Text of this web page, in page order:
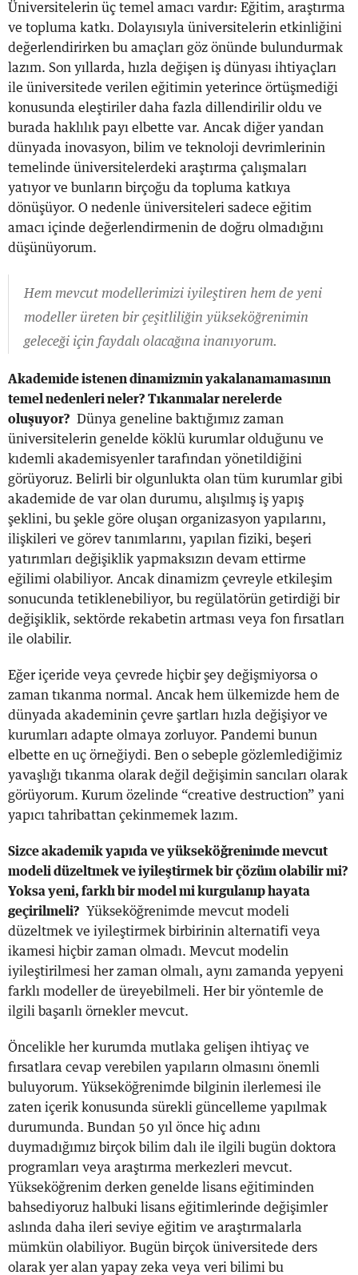
Üniversitelerin üç temel amacı vardır: Eğitim, araştırma
ve topluma katkı. Dolayısıyla üniversitelerin etkinliğini
değerlendirirken bu amaçları göz önünde bulundurmak
lazım. Son yıllarda, hızla değişen iş dünyası ihtiyaçları
ile üniversitede verilen eğitimin yeterince örtüşmediği
konusunda eleştiriler daha fazla dillendirilir oldu ve
burada haklılık payı elbette var. Ancak diğer yandan
dünyada inovasyon, bilim ve teknoloji devrimlerinin
temelinde üniversitelerdeki araştırma çalışmaları
yatıyor ve bunların birçoğu da topluma katkıya
dönüşüyor. O nedenle üniversiteleri sadece eğitim
amacı içinde değerlendirmenin de doğru olmadığını
düşünüyorum.
Hem mevcut modellerimizi iyileştiren hem de yeni
modeller üreten bir çeşitliliğin yükseköğrenimin
geleceği için faydalı olacağına inanıyorum.
Akademide istenen dinamizmin yakalanamamasının
temel nedenleri neler? Tıkanmalar nerelerde
oluşuyor?
Dünya geneline baktığımız zaman
üniversitelerin genelde köklü kurumlar olduğunu ve
kıdemli akademisyenler tarafından yönetildiğini
görüyoruz. Belirli bir olgunlukta olan tüm kurumlar gibi
akademide de var olan durumu, alışılmış iş yapış
şeklini, bu şekle göre oluşan organizasyon yapılarını,
ilişkileri ve görev tanımlarını, yapılan fiziki, beşeri
yatırımları değişiklik yapmaksızın devam ettirme
eğilimi olabiliyor. Ancak dinamizm çevreyle etkileşim
sonucunda tetiklenebiliyor, bu regülatörün getirdiği bir
değişiklik, sektörde rekabetin artması veya fon fırsatları
ile olabilir.
Eğer içeride veya çevrede hiçbir şey değişmiyorsa o
zaman tıkanma normal. Ancak hem ülkemizde hem de
dünyada akademinin çevre şartları hızla değişiyor ve
kurumları adapte olmaya zorluyor. Pandemi bunun
elbette en uç örneğiydi. Ben o sebeple gözlemlediğimiz
yavaşlığı tıkanma olarak değil değişimin sancıları olarak
görüyorum. Kurum özelinde “creative destruction” yani
yapıcı tahribattan çekinmemek lazım.
Sizce akademik yapıda ve yükseköğrenimde mevcut
modeli düzeltmek ve iyileştirmek bir çözüm olabilir mi?
Yoksa yeni, farklı bir model mi kurgulanıp hayata
geçirilmeli? Yükseköğrenimde mevcut modeli
düzeltmek ve iyileştirmek birbirinin alternatifi veya
ikamesi hiçbir zaman olmadı. Mevcut modelin
iyileştirilmesi her zaman olmalı, aynı zamanda yepyeni
farklı modeller de üreyebilmeli. Her bir yöntemle de
ilgili başarılı örnekler mevcut.
Öncelikle her kurumda mutlaka gelişen ihtiyaç ve
fırsatlara cevap verebilen yapıların olmasını önemli
buluyorum. Yükseköğrenimde bilginin ilerlemesi ile
zaten içerik konusunda sürekli güncelleme yapılmak
durumunda. Bundan 50 yıl önce hiç adını
duymadığımız birçok bilim dalı ile ilgili bugün doktora
programları veya araştırma merkezleri mevcut.
Yükseköğrenim derken genelde lisans eğitiminden
bahsediyoruz halbuki lisans eğitimlerinde değişimler
aslında daha ileri seviye eğitim ve araştırmalarla
mümkün olabiliyor. Bugün birçok üniversitede ders
olarak yer alan yapay zeka veya veri bilimi bu